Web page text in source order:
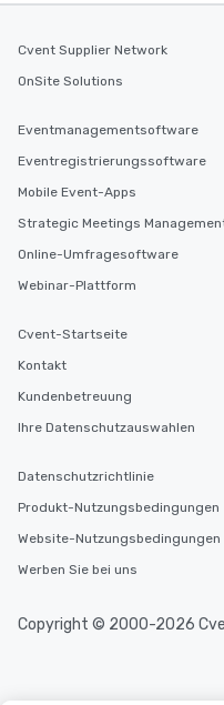
Cvent Supplier Network
OnSite Solutions
Eventmanagementsoftware
Eventregistrierungssoftware
Mobile Event-Apps
Strategic Meetings
Online-Umfragesoftware
Webinar-Plattform
Cvent-Startseite
Kontakt
Kundenbetreuung
Ihre Datenschutzauswahlen
Datenschutzrichtlinie
Produkt-Nutzungsbedingungen
Website-Nutzungsbedingungen
Werben Sie bei uns
Copyright © 2000-2026